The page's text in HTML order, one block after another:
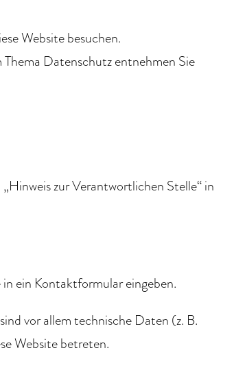
Website besuchen.
Datenschutz entnehmen Sie
zur Verantwortlichen Stelle“ in
ein Kontaktformular eingeben.
vor allem technische Daten (z. B.
Website betreten.